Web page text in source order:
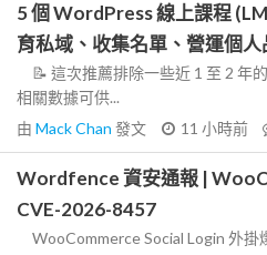
5 個 WordPress 線上課程
育私域、收集名單、營運個
📝 這次推薦排除一些近 1 至 2 年
相關數據可供...
由 Mack Chan 發文 11 小時前
Wordfence 資安通報 |
CVE-2026-8457
WooCommerce Social Login 外掛